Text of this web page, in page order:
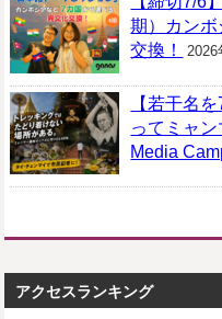
期）カン
交換！
2026
【若干名
ってミャ
Media
アクセスランキング